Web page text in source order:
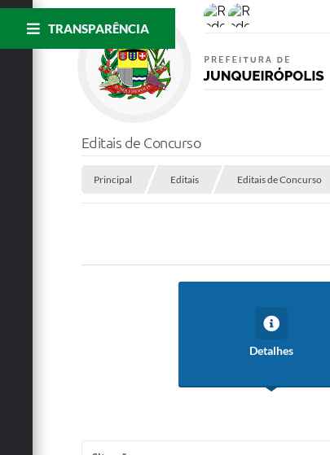
TRANSPARÊNCIA
Editais de Concurso
Principal Editais Editais de Concurso
Detalhes